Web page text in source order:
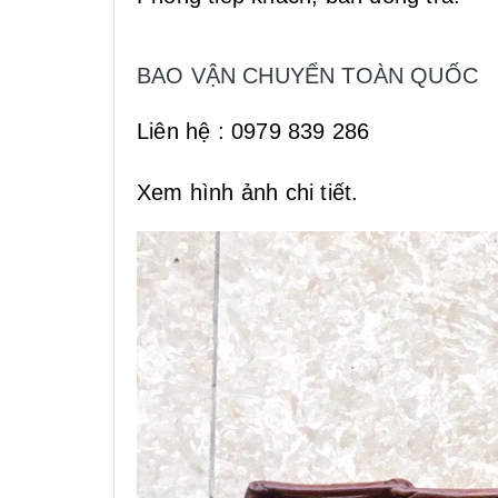
BAO VẬN CHUYỂN TOÀN QUỐC
Liên hệ : 0979 839 286
Xem hình ảnh chi tiết.